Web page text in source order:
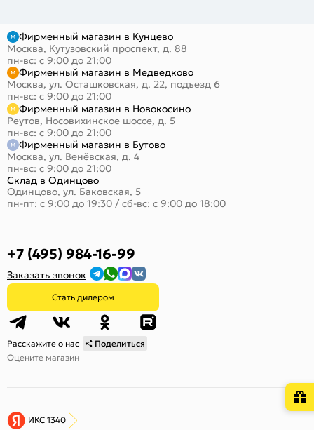
Фирменный магазин в Кунцево
Москва, Кутузовский проспект, д. 88
пн-вс: с 9:00 до 21:00
Фирменный магазин в Медведково
Москва, ул. Осташковская, д. 22, подъезд 6
пн-вс: с 9:00 до 21:00
Фирменный магазин в Новокосино
Реутов, Носовихинское шоссе, д. 5
пн-вс: с 9:00 до 21:00
Фирменный магазин в Бутово
Москва, ул. Венёвская, д. 4
пн-вс: с 9:00 до 21:00
Склад в Одинцово
Одинцово, ул. Баковская, 5
пн-пт: с 9:00 до 19:30 / сб-вс: с 9:00 до 18:00
+7 (495) 984-16-99
Заказать звонок
Стать дилером
Расскажите о нас
Поделиться
Оцените магазин
ИКС 1340